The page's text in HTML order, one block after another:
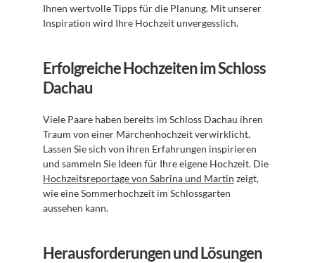
Ihnen wertvolle Tipps für die Planung. Mit unserer
Inspiration wird Ihre Hochzeit unvergesslich.
Erfolgreiche Hochzeiten im Schloss
Dachau
Viele Paare haben bereits im Schloss Dachau ihren
Traum von einer Märchenhochzeit verwirklicht.
Lassen Sie sich von ihren Erfahrungen inspirieren
Hochzeitsreportage von Sabrina und Martin zeigt,
wie eine Sommerhochzeit im Schlossgarten
aussehen kann.
Herausforderungen und Lösungen